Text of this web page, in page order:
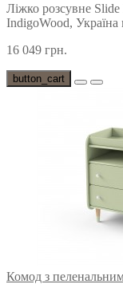
Ліжко розсувне
IndigoWood,
16 049 грн.
button_cart
Комод з